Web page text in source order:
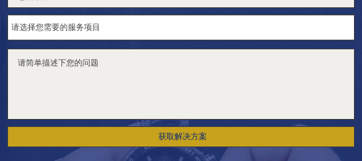
获取解决方案